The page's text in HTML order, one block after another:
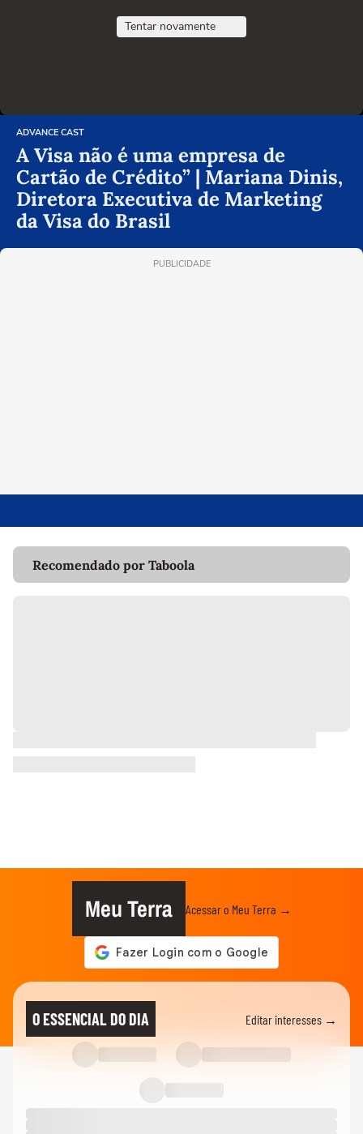
Tentar novamente
ADVANCE CAST
A Visa não é uma empresa de
Cartão de Crédito” | Mariana Dinis,
Diretora Executiva de Marketing
da Visa do Brasil
PUBLICIDADE
Recomendado por Taboola
Meu Terra Acessar o Meu Terra →
O ESSENCIAL DO DIA Editar interesses →